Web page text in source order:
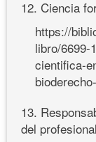
12. Ciencia
https://
libro/6699-
cientifica-
13.
del